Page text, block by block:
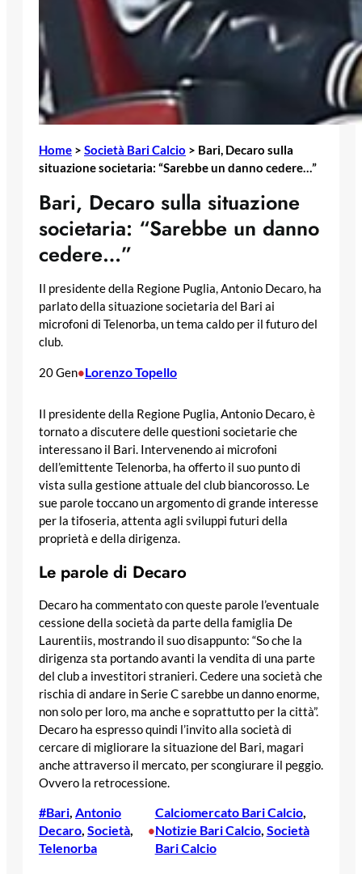
Home > Società Bari Calcio > Bari, Decaro sulla
situazione societaria: “Sarebbe un danno cedere…”
Bari, Decaro sulla situazione
societaria: “Sarebbe un danno
cedere…”
Il presidente della Regione Puglia, Antonio Decaro, ha
parlato della situazione societaria del Bari ai
microfoni di Telenorba, un tema caldo per il futuro del
club.
20 Gen•Lorenzo Topello
Il presidente della Regione Puglia, Antonio Decaro, è
tornato a discutere delle questioni societarie che
interessano il Bari. Intervenendo ai microfoni
dell’emittente Telenorba, ha offerto il suo punto di
vista sulla gestione attuale del club biancorosso. Le
sue parole toccano un argomento di grande interesse
per la tifoseria, attenta agli sviluppi futuri della
proprietà e della dirigenza.
Le parole di Decaro
Decaro ha commentato con queste parole l’eventuale
cessione della società da parte della famiglia De
Laurentiis, mostrando il suo disappunto: “So che la
dirigenza sta portando avanti la vendita di una parte
del club a investitori stranieri. Cedere una società che
rischia di andare in Serie C sarebbe un danno enorme,
non solo per loro, ma anche e soprattutto per la città”.
Decaro ha espresso quindi l’invito alla società di
cercare di migliorare la situazione del Bari, magari
anche attraverso il mercato, per scongiurare il peggio.
Ovvero la retrocessione.
#Bari, Antonio
Decaro, Società
Telenorba
•
Calciomercato Bari Calcio
Notizie Bari Calcio, Società
Bari Calcio